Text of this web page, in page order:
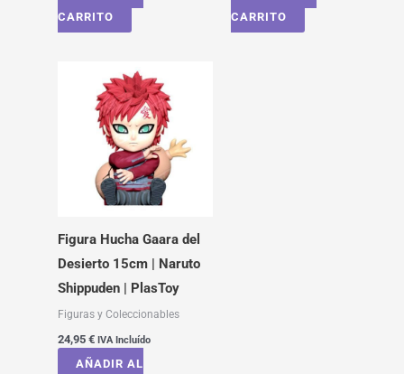
CARRITO
CARRITO
Figura Hucha Gaara del
Desierto 15cm | Naruto
Shippuden | PlasToy
Figuras y Coleccionables
24,95 € IVA Incluído
AÑADIR AL